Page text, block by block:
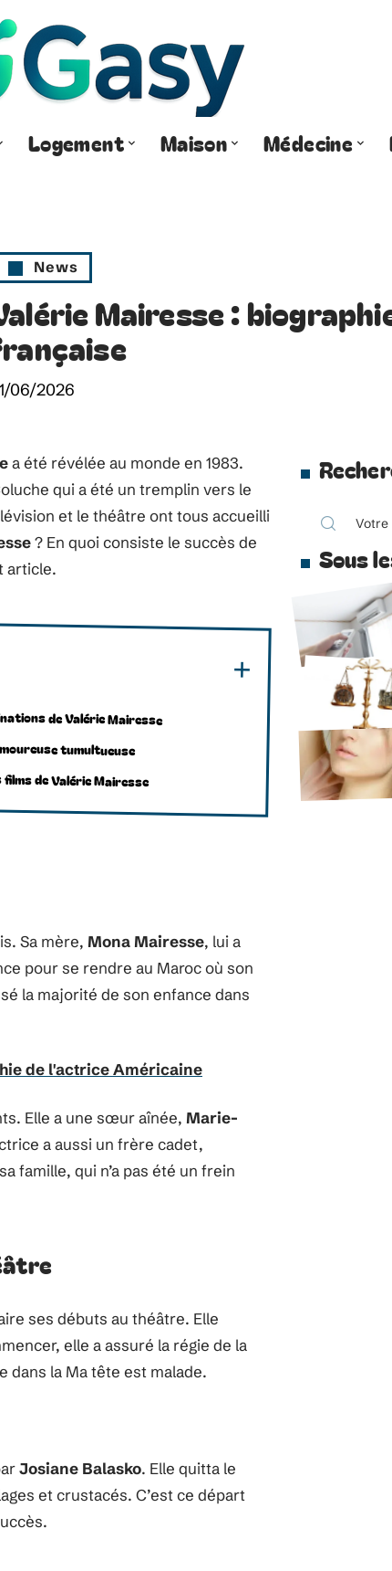
Logement Maison Médecine
News
Mairesse :
06/2026
a été révélée au monde en 1983.
qui a été un tremplin vers le
et le théâtre ont tous accueilli
? En quoi consiste le succès de
article.
de Valérie Mairesse
tumultueuse
films de Valérie Mairesse
Sa mère, Mona Mairesse, lui a
pour se rendre au Maroc où son
la majorité de son enfance dans
de l'actrice Américaine
Elle a une sœur aînée, Marie-
a aussi un frère cadet,
famille, qui n’a pas été un frein
ses débuts au théâtre. Elle
elle a assuré la régie de la
dans la Ma tête est malade.
Josiane Balasko. Elle quitta le
et crustacés. C’est ce départ
Sous